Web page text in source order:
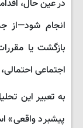
در عین حال،
انجام شود—از
بازگشت یا
اجتماعی
به تعبیر این
پیشبرد واقعی»